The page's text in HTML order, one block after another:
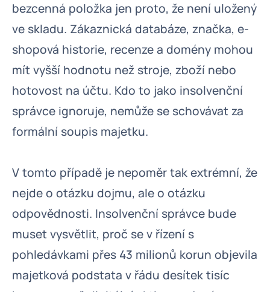
bezcenná položka jen proto, že není uložený
ve skladu. Zákaznická databáze, značka, e-
shopová historie, recenze a domény mohou
mít vyšší hodnotu než stroje, zboží nebo
hotovost na účtu. Kdo to jako insolvenční
správce ignoruje, nemůže se schovávat za
formální soupis majetku.
V tomto případě je nepoměr tak extrémní, že
nejde o otázku dojmu, ale o otázku
odpovědnosti. Insolvenční správce bude
muset vysvětlit, proč se v řízení s
pohledávkami přes 43 milionů korun objevila
majetková podstata v řádu desítek tisíc